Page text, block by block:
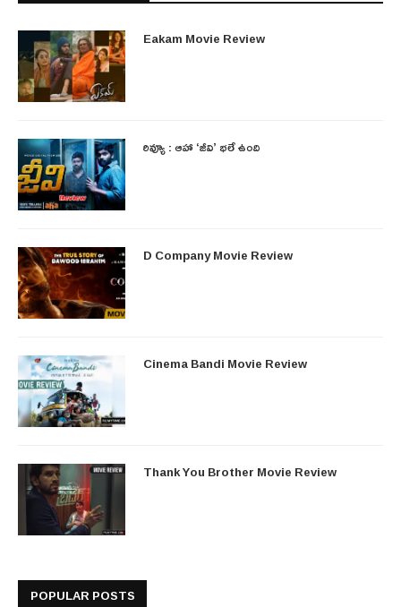
Eakam Movie Review
రివ్యూ : ఆహా ‘జీవి’ భలే ఉంది
D Company Movie Review
Cinema Bandi Movie Review
Thank You Brother Movie Review
POPULAR POSTS